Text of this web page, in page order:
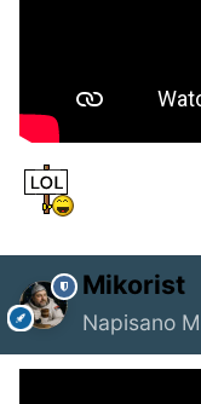
Mikorist
Napisano